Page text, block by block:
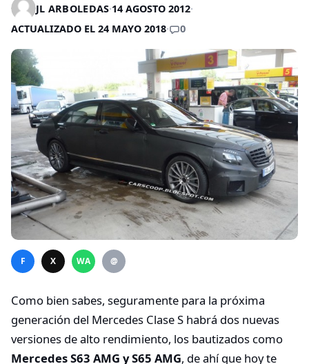
JL ARBOLEDAS·14 AGOSTO 2012·
ACTUALIZADO EL 24 MAYO 2018· 0
F X WA @
Como bien sabes, seguramente para la próxima
generación del Mercedes Clase S habrá dos nuevas
versiones de alto rendimiento, los bautizados como
Mercedes S63 AMG y S65 AMG, de ahí que hoy te